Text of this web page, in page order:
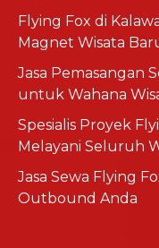
Flying Fox di
Magnet Wisata
Jasa Pemasangan
untuk Wahana
Spesialis Proyek
Melayani Seluruh
Jasa Sewa Flying
Outbound Anda